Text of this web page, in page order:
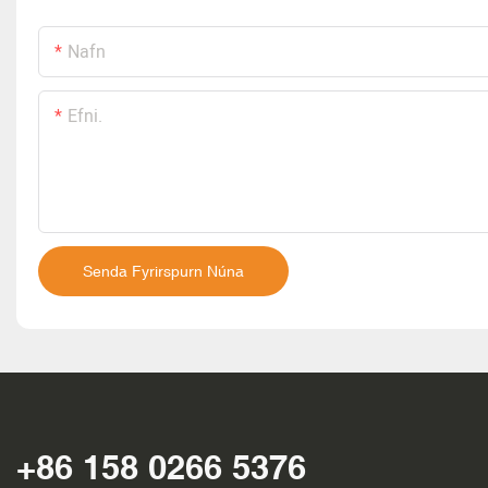
Nafn
Efni.
Senda Fyrirspurn Núna
+86 158 0266 5376